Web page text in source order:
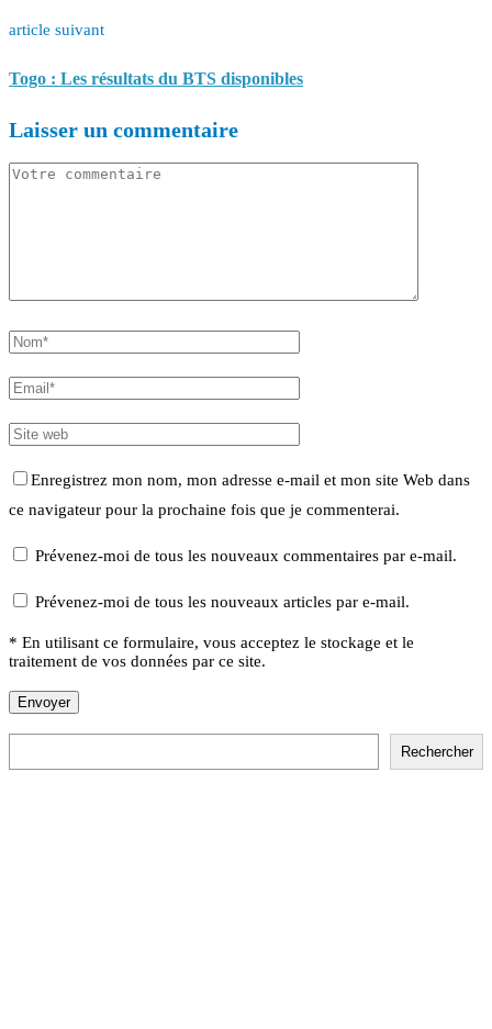
article suivant
Togo : Les résultats du BTS disponibles
Laisser un commentaire
Enregistrez mon nom, mon adresse e-mail et mon site Web dans
ce navigateur pour la prochaine fois que je commenterai.
Prévenez-moi de tous les nouveaux commentaires par e-mail.
Prévenez-moi de tous les nouveaux articles par e-mail.
* En utilisant ce formulaire, vous acceptez le stockage et le
traitement de vos données par ce site.
Rechercher